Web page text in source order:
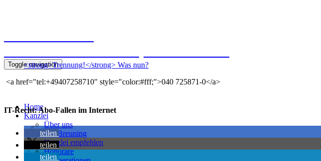
Toggle navigation
Home
Kanzlei
Über uns
Kai Breuning
Kanzlei empfehlen
Honorare
<strong>Trennung!</strong> Was nun?
<a href="tel:+49407258710" style="color:#fff;">040 725871-0</a>
IT-Recht: Abo-Fallen im Internet
teilen
teilen
teilen